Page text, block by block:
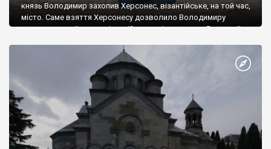
князь Володимир захопив Херсонес, візантійське, на той час,
місто. Саме взяття Херсонесу дозволило Володимиру
диктувати свої умови візантійському імператору Василю ІІ, та
Херсонесі Володимир-язичник, став Василем-християнином.
А потім було Хрещення Русі. На честь Херсонесу Таврійського